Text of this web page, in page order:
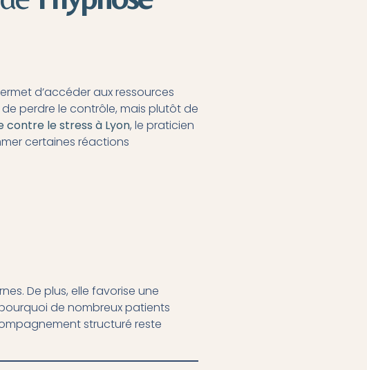
d’accéder aux ressources
perdre le contrôle, mais plutôt de
contre le stress à Lyon, le praticien
certaines réactions
De plus, elle favorise une
de nombreux patients
structuré reste